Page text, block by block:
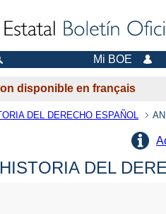
Mi BOE
disponible en français
DEL DERECHO ESPAÑOL
DEL